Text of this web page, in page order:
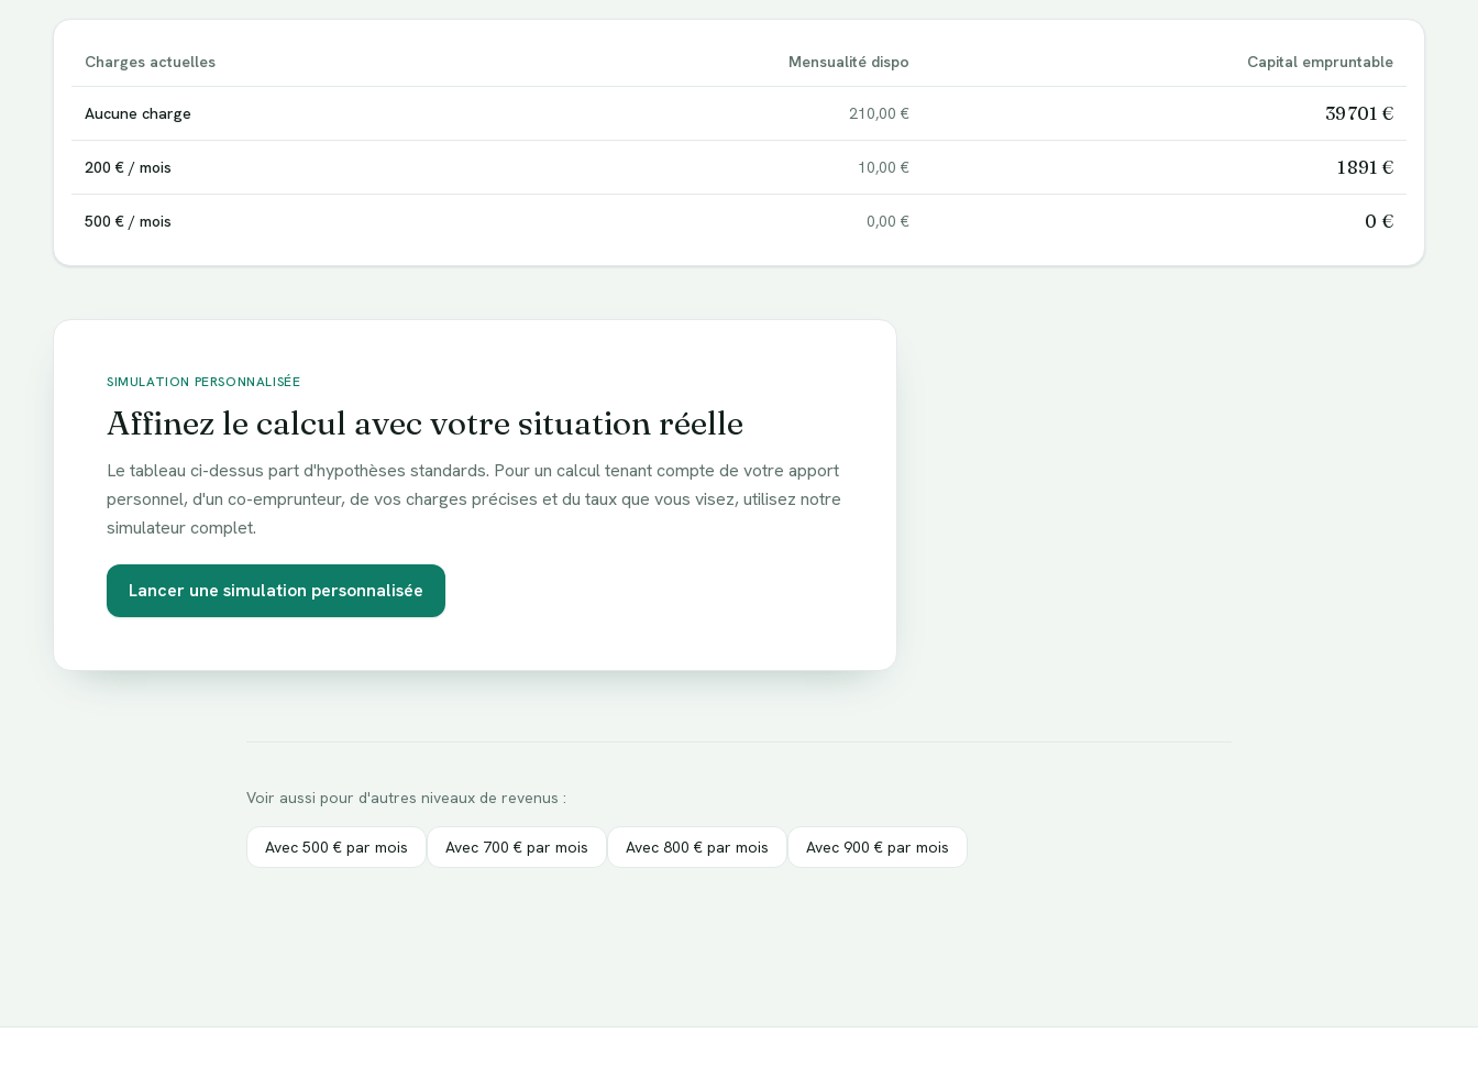
Charges actuelles Mensualité dispo Capital empruntable
Aucune charge 210,00 € 39 701 €
200 € / mois 10,00 € 1 891 €
500 € / mois 0,00 € 0 €
SIMULATION PERSONNALISÉE
Affinez le calcul avec votre situation réelle
Le tableau ci-dessus part d'hypothèses standards. Pour un calcul tenant compte de votre apport
personnel, d'un co-emprunteur, de vos charges précises et du taux que vous visez, utilisez notre
simulateur complet.
Lancer une simulation personnalisée
Voir aussi pour d'autres niveaux de revenus :
Avec 500 € par mois Avec 700 € par mois Avec 800 € par mois Avec 900 € par mois